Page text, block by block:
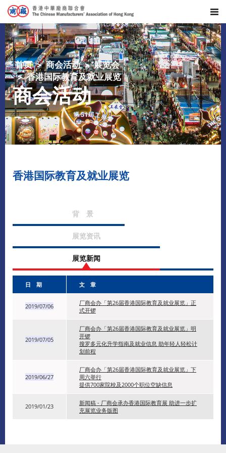
首页 商会活动
展览会
香港国际教育及就业展览
商会活动
香港国际教育及就业展览
背 景
展览资讯
展览新闻
日 期 文 章
2019/07/06
厂商会办「第26届香港国际教育及就业展览」正
式开锣
2019/07/05
厂商会办「第26届香港国际教育及就业展览」明
开锣
搜罗多元化升学指南及就业信息 助年轻人轻松计
划前程
2019/06/27
厂商会办「第26届香港国际教育及就业展览」下
周六举行
提供700家院校及2000个职位空缺信息
2019/01/23
新闻稿 - ​厂商会承办香港国际教育展 助进一步扩
充展览业务版图